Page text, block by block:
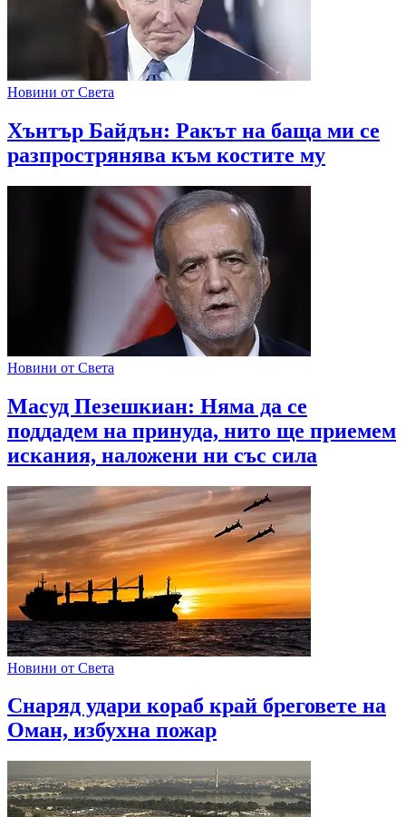
Новини от Света
Хънтър Байдън: Ракът на баща ми се
разпрострянява към костите му
Новини от Света
Масуд Пезешкиан: Няма да се
поддадем на принуда, нито ще приемем
искания, наложени ни със сила
Новини от Света
Снаряд удари кораб край бреговете на
Оман, избухна пожар